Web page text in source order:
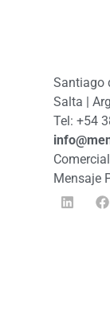
Santiago
Salta |
Tel: +54
Mensaje